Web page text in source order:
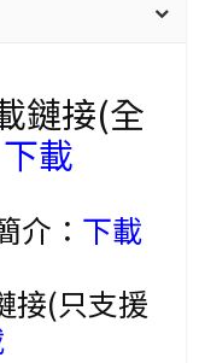
鏈接(全
下載
介： 下載
接(只支援